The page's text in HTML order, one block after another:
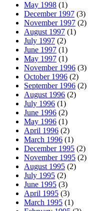
May 1998 (1)
December 1997 (3)
November 1997 (2)
August 1997 (1)
July 1997 (2)
June 1997 (1)
May 1997 (1)
November 1996 (3)
October 1996 (2)
September 1996 (2)
August 1996 (2)
July 1996 (1)
June 1996 (2)
May 1996 (1)
April 1996 (2)
March 1996 (1)
December 1995 (2)
November 1995 (2)
August 1995 (2)
July 1995 (2)
June 1995 (3)
April 1995 (3)
March 1995 (1)